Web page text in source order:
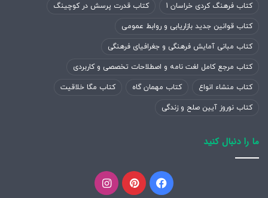
کتاب فرهنگ کردی خراسان 1 کتاب قدرت پرسش در کوچینگ
کتاب قوانین جدید بازاریابی و روابط عمومی
کتاب مبانی آمایش فرهنگی و جغرافیای فرهنگی
کتاب مرجع کامل لغت نامه و اصطلاحات تخصصی و کاربردی
کتاب منشاء انواع کتاب مهمان گاه کتاب مگا خلاقیت
کتاب نوروز آیین صلح و زندگی
ما را دنبال کنید
فیسبوکپینتریستاینستاگرام